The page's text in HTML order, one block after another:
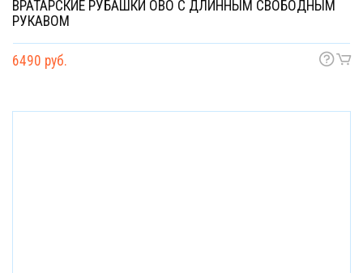
ВРАТАРСКИЕ РУБАШКИ OBO С ДЛИННЫМ СВОБОДНЫМ
РУКАВОМ
6490 руб.